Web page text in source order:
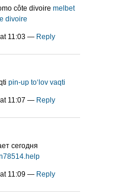
côte divoire melbet
divoire
11:03 — Reply
pin-up to‘lov vaqti
11:07 — Reply
сегодня
11:09 — Reply